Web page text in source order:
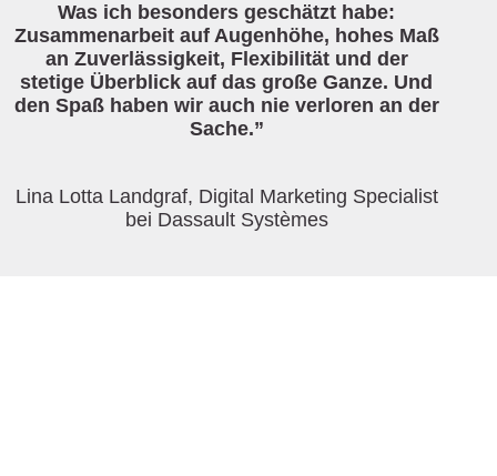
Was ich besonders geschätzt habe:
Zusammenarbeit auf Augenhöhe, hohes Maß
an Zuverlässigkeit, Flexibilität und der
stetige Überblick auf das große Ganze. Und
den Spaß haben wir auch nie verloren an der
Sache.”
Lina Lotta Landgraf, Digital Marketing Specialist
bei Dassault Systèmes